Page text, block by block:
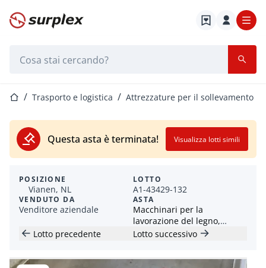
Home
Home Trasporto e logistica Attrezzature per il sollevamento
Questa asta è terminata! Visualizza lotti simili
POSIZIONE
Vianen, NL
VENDUTO DA
Venditore aziendale
LOTTO
A1-43429-132
ASTA
Macchinari per la
lavorazione del legno,
materiale rotabile e
Lotto precedente Lotto successivo